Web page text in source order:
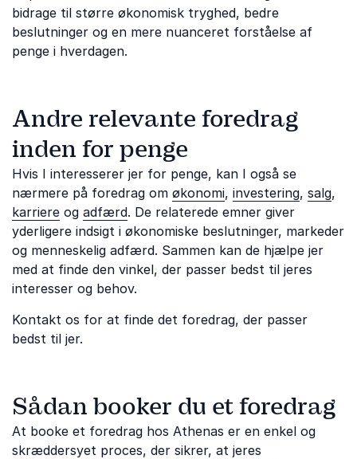
bidrage til større økonomisk tryghed, bedre
beslutninger og en mere nuanceret forståelse af
penge i hverdagen.
Andre relevante foredrag
inden for penge
Hvis I interesserer jer for penge, kan I også se
nærmere på foredrag om økonomi, investering, salg,
karriere og adfærd. De relaterede emner giver
yderligere indsigt i økonomiske beslutninger, markeder
og menneskelig adfærd. Sammen kan de hjælpe jer
med at finde den vinkel, der passer bedst til jeres
interesser og behov.
Kontakt os for at finde det foredrag, der passer
bedst til jer.
Sådan booker du et foredrag
At booke et foredrag hos Athenas er en enkel og
skræddersyet proces, der sikrer, at jeres